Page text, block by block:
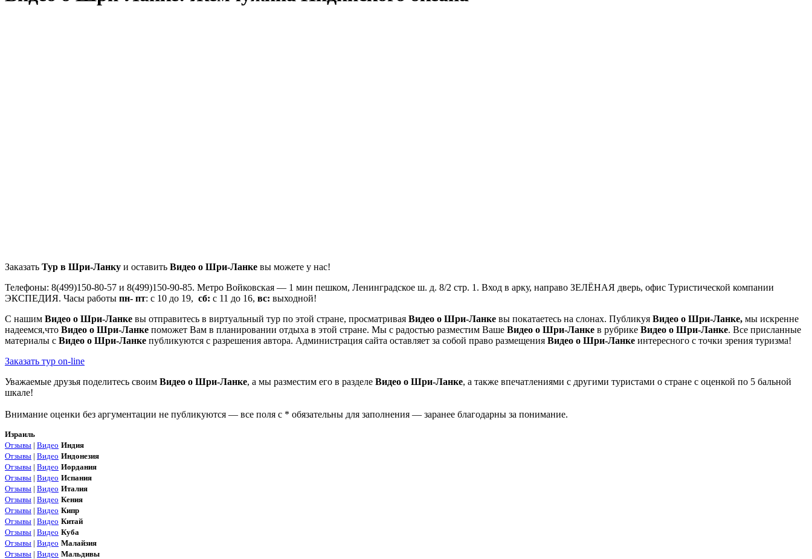
Заказать Тур в Шри-Ланку и оставить Видео о Шри-Ланке вы можете у нас!
Телефоны: 8(499)150-80-57 и 8(499)150-90-85. Метро Войковская — 1 мин пешком, Ленинградское ш. д. 8/2 стр. 1. Вход в арку, направо ЗЕЛЁНАЯ дверь, офис Туристической компании
ЭКСПЕДИЯ. Часы работы пн- пт: с 10 до 19, сб: с 11 до 16, вс: выходной!
С нашим Видео о Шри-Ланке вы отправитесь в виртуальный тур по этой стране, просматривая Видео о Шри-Ланке вы покатаетесь на слонах. Публикуя Видео о Шри-Ланке, мы искренне
надеемся,что Видео о Шри-Ланке поможет Вам в планировании отдыха в этой стране. Мы с радостью разместим Ваше Видео о Шри-Ланке в рубрике Видео о Шри-Ланке. Все присланные
материалы с Видео о Шри-Ланке публикуются с разрешения автора. Администрация сайта оставляет за собой право размещения Видео о Шри-Ланке интересного с точки зрения туризма!
Заказать тур on-line
Уважаемые друзья поделитесь своим Видео о Шри-Ланке, а мы разместим его в разделе Видео о Шри-Ланке, а также впечатлениями с другими туристами о стране с оценкой по 5 бальной
шкале!
Внимание оценки без аргументации не публикуются — все поля с * обязательны для заполнения — заранее благодарны за понимание.
Израиль
Отзывы | Видео Индия
Отзывы | Видео Индонезия
Отзывы | Видео Иордания
Отзывы | Видео Испания
Отзывы | Видео Италия
Отзывы | Видео Кения
Отзывы | Видео Кипр
Отзывы | Видео Китай
Отзывы | Видео Куба
Отзывы | Видео Малайзия
Отзывы | Видео Мальдивы